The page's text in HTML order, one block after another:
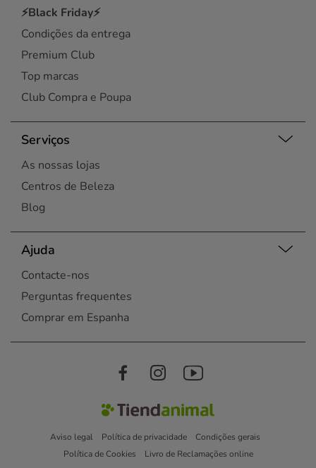
⚡Black Friday⚡
Condições da entrega
Premium Club
Top marcas
Club Compra e Poupa
Serviços
As nossas lojas
Centros de Beleza
Blog
Ajuda
Contacte-nos
Perguntas frequentes
Comprar em Espanha
Aviso legal Política de privacidade
Condições gerais
Política de Cookies
Livro de Reclamações online